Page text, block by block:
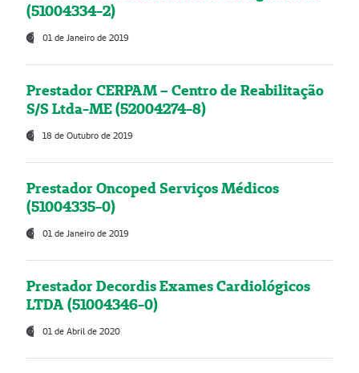
(51004334-2)
01 de Janeiro de 2019
Prestador CERPAM – Centro de Reabilitação
S/S Ltda-ME (52004274-8)
18 de Outubro de 2019
Prestador Oncoped Serviços Médicos
(51004335-0)
01 de Janeiro de 2019
Prestador Decordis Exames Cardiológicos
LTDA (51004346-0)
01 de Abril de 2020